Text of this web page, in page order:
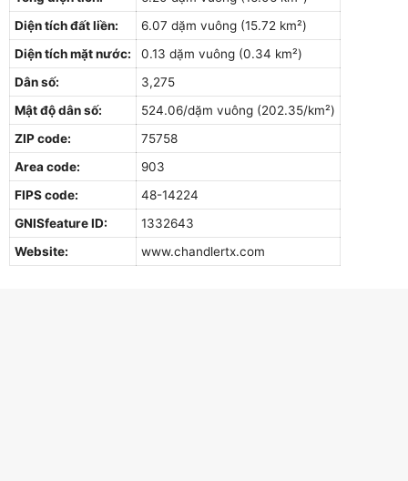
Diện tích đất liền:
6.07 dặm vuông (15.72 km²)
Diện tích mặt nước:
0.13 dặm vuông (0.34 km²)
Dân số:
3,275
Mật độ dân số:
524.06/dặm vuông (202.35/km²)
ZIP code:
75758
Area code:
903
FIPS code:
48-14224
GNISfeature ID:
1332643
Website:
www.chandlertx.com